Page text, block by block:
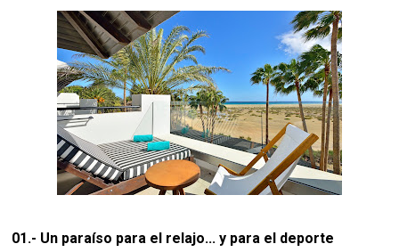
01.- Un paraíso para el relajo... y para el deporte